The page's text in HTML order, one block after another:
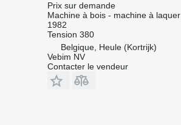
Prix sur demande
Machine à bois - machine à laquer
1982
Tension 380
Belgique, Heule (Kortrijk)
Vebim NV
Contacter le vendeur